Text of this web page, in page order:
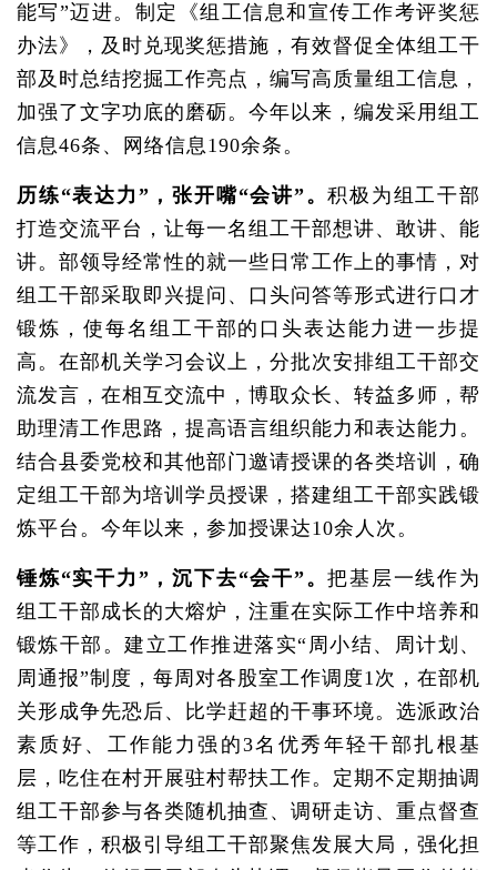
能写”迈进。制定《组工信息和宣传工作考评奖惩
办法》，及时兑现奖惩措施，有效督促全体组工干
部及时总结挖掘工作亮点，编写高质量组工信息，
加强了文字功底的磨砺。今年以来，编发采用组工
信息46条、网络信息190余条。
历练“表达力”，张开嘴“会讲”。积极为组工干部
打造交流平台，让每一名组工干部想讲、敢讲、能
讲。部领导经常性的就一些日常工作上的事情，对
组工干部采取即兴提问、口头问答等形式进行口才
锻炼，使每名组工干部的口头表达能力进一步提
高。在部机关学习会议上，分批次安排组工干部交
流发言，在相互交流中，博取众长、转益多师，帮
助理清工作思路，提高语言组织能力和表达能力。
结合县委党校和其他部门邀请授课的各类培训，确
定组工干部为培训学员授课，搭建组工干部实践锻
炼平台。今年以来，参加授课达10余人次。
锤炼“实干力”，沉下去“会干”。把基层一线作为
组工干部成长的大熔炉，注重在实际工作中培养和
锻炼干部。建立工作推进落实“周小结、周计划、
周通报”制度，每周对各股室工作调度1次，在部机
关形成争先恐后、比学赶超的干事环境。选派政治
素质好、工作能力强的3名优秀年轻干部扎根基
层，吃住在村开展驻村帮扶工作。定期不定期抽调
组工干部参与各类随机抽查、调研走访、重点督查
等工作，积极引导组工干部聚焦发展大局，强化担